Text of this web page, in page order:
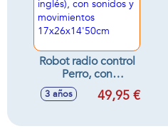
Robot radio control
Perro, con
infrarrojos, enseña
ciencias (en inglés),
movimientos
3 años 49,95 €